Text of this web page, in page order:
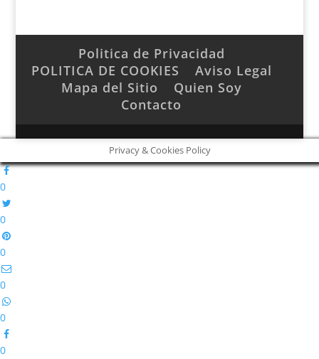
Politica de Privacidad
POLITICA DE COOKIES
Aviso Legal
Mapa del Sitio
Quien Soy
Contacto
Privacy & Cookies Policy
0
0
0
0
0
0